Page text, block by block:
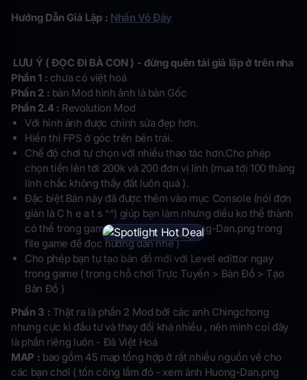
Hướng Dẫn Giả Lập : Nhấn Vô Đây
LƯU Ý ( ĐỌC ĐI BÀ CON ) - đừng quên tải giả lập ở trên nha
Phần 1 : chưa có việt hoá
Phần 2 : bản Mod hình ảnh là bản Gốc
Phần 2.4 : Revolution Mod
Với hình ảnh được chỉnh sửa đẹp hơn.
Hiển thi FPS ở góc trên bên trái.
Chế độ chơi tự chọn với nhiều thao tác hơn.Cho phép
chọn tiền lên tới 200k và 200 đơn vị lính (mua tới 100 thàng
lính chắc không thấy đất luôn quá ).
Đặc biệt Bản này đã được thêm vào mục Console (nói đơn
giản là C h e a t s ^^) giúp bạn làm nhưng diều ko thể thành
có thể trong game này. ( xem ảnh Huong-Dan.png trong
file game để đọc hướng dẫn nhé )
Cho phép bạn tự tạo bản đồ mới với Level edittor ngay
trong game ( trong chỗ chơi Trực Tuyến > Bản Đồ > Tạo
Bản Đồ )
Phần 3 : Thật ra là phần 2 Mod bởi các anh Chingchong
nhưng cực kì đầu tư và thay đổi khá nhiều , nên mình coi đây
là phần riêng luôn - Đã Việt Hoá
MAP : bao gồm 45 map tổng hợp ở rất nhiều nguồn về cho
các bạn chơi ( tốn công lắm đó - xem ảnh Huong-Dan.png
×